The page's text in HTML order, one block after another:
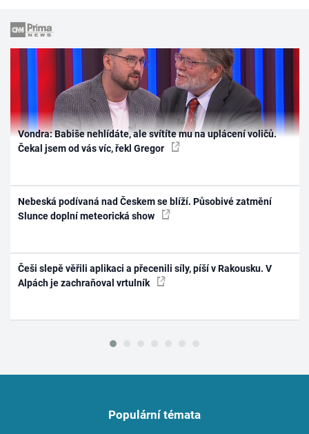
Vondra: Babiše nehlídáte, ale svítíte mu na uplácení voličů.
Čekal jsem od vás víc, řekl Gregor
Nebeská podívaná nad Českem se blíží. Působivé zatmění
Slunce doplní meteorická show
Češi slepě věřili aplikaci a přecenili síly, píší v Rakousku. V
Alpách je zachraňoval vrtulník
Populární témata